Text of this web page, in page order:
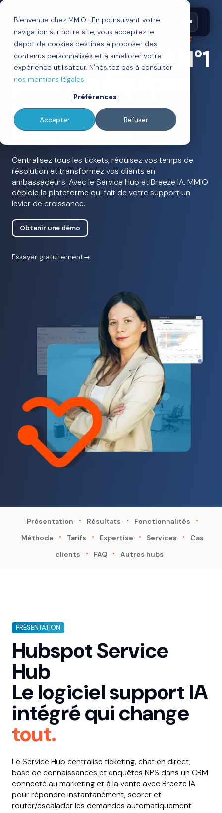
Bienvenue chez MMIO ! En poursuivant votre
navigation sur notre site, vous acceptez le
dépôt de cookies destinés à proposer des
contenus personnalisés et à améliorer votre
expérience utilisateur. N'hésitez pas à consulter
nos mentions légales
Préférences
Accepter Refuser
HubSpot Service
Hub: le logiciel N°1
pour les équipes
support
exigeantes.
Centralisez tous les tickets, réduisez vos temps de
résolution et transformez vos clients en
ambassadeurs. Avec le Service Hub et Breeze IA, MMIO
déploie la plateforme qui fait de votre support un
levier de croissance.
Obtenir une démo
Essayer gratuitement
Présentation · Résultats · Fonctionnalités ·
Méthode · Tarifs · Expertise · Services ·
Cas
clients
· FAQ · Autres hubs
PRÉSENTATION
Hubspot Service
Hub
Le logiciel support IA
intégré qui change
tout.
Le Service Hub centralise ticketing, chat en direct,
base de connaissances et enquêtes NPS dans un CRM
connecté au marketing et à la vente avec Breeze IA
pour répondre instantanément, scorer et
router/escalader les demandes automatiquement.